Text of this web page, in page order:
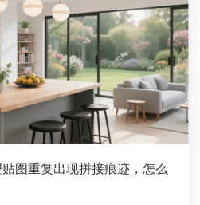
图重复出现拼接痕迹，怎么